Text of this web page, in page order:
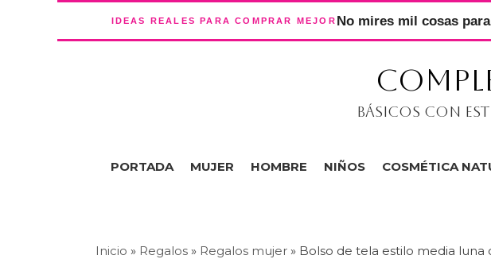
IDEAS REALES PARA COMPRAR MEJOR No mires mil cosas
Básicos con
PORTADA MUJER HOMBRE NIÑOS COSMÉTICA
Inicio » Regalos» Regalos mujer» Bolso de tela estilo media luna